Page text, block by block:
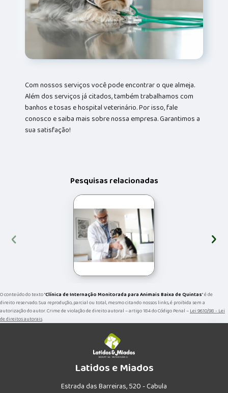
Com nossos serviços você pode encontrar o que almeja.
Além dos serviços já citados, também trabalhamos com
banhos e tosas e hospital veterinário. Por isso, fale
conosco e saiba mais sobre nossa empresa. Garantimos a
sua satisfação!
Pesquisas relacionadas
‹ ›
O conteúdo do texto "Clínica de Internação Monitorada para Animais Baixa de Quintas" é de
direito reservado. Sua reprodução, parcial ou total, mesmo citando nossos links, é proibida sem a
autorização do autor. Crime de violação de direito autoral – artigo 184 do Código Penal –Lei 9610/98 - Lei
de direitos autorais.
Latidos e Miados
Estrada das Barreiras, 520 - Cabula